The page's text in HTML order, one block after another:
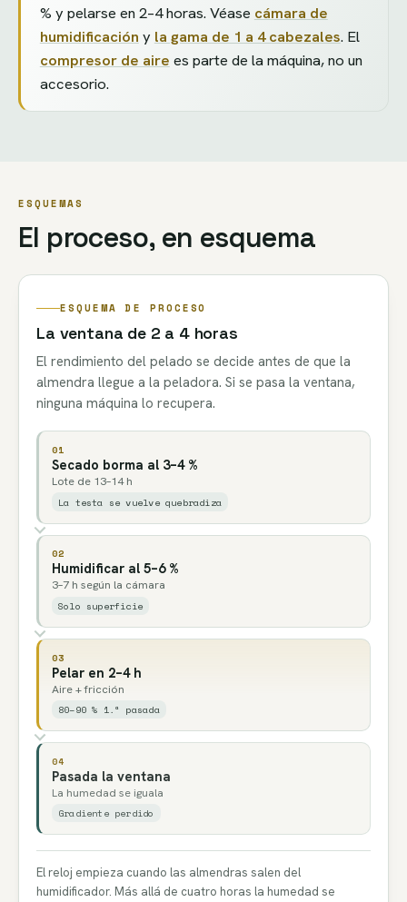
% y pelarse en 2–4 horas. Véase cámara de
humidificación y la gama de 1 a 4 cabezales. El
compresor de aire es parte de la máquina, no un
accesorio.
ESQUEMAS
El proceso, en esquema
ESQUEMA DE PROCESO
La ventana de 2 a 4 horas
El rendimiento del pelado se decide antes de que la
almendra llegue a la peladora. Si se pasa la ventana,
ninguna máquina lo recupera.
01
Secado borma al 3–4 %
Lote de 13–14 h
La testa se vuelve quebradiza
02
Humidificar al 5–6 %
3–7 h según la cámara
Solo superficie
03
Pelar en 2–4 h
Aire + fricción
80–90 % 1.ª pasada
04
Pasada la ventana
La humedad se iguala
Gradiente perdido
El reloj empieza cuando las almendras salen del
humidificador. Más allá de cuatro horas la humedad se